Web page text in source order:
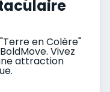
en Colère"
Vivez
attraction